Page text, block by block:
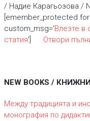
/ Надие Карагьозова /
[emember_protected
custom_msg='Влезте в
статия'] Отвори
NEW BOOKS /
Между традицията и
монография по